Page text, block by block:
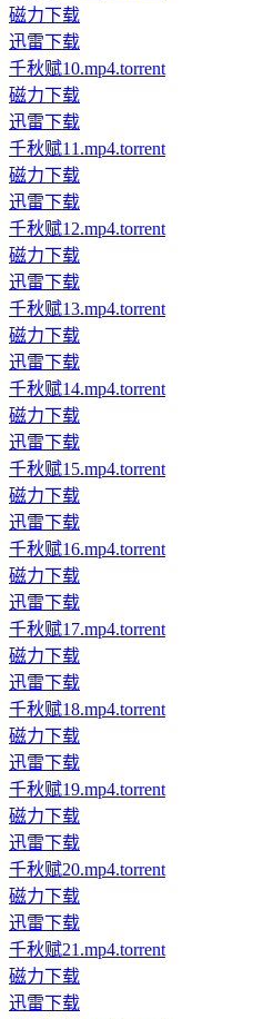
磁力下载
迅雷下载
千秋赋10.mp4.torrent
磁力下载
迅雷下载
千秋赋11.mp4.torrent
磁力下载
迅雷下载
千秋赋12.mp4.torrent
磁力下载
迅雷下载
千秋赋13.mp4.torrent
磁力下载
迅雷下载
千秋赋14.mp4.torrent
磁力下载
迅雷下载
千秋赋15.mp4.torrent
磁力下载
迅雷下载
千秋赋16.mp4.torrent
磁力下载
迅雷下载
千秋赋17.mp4.torrent
磁力下载
迅雷下载
千秋赋18.mp4.torrent
磁力下载
迅雷下载
千秋赋19.mp4.torrent
磁力下载
迅雷下载
千秋赋20.mp4.torrent
磁力下载
迅雷下载
千秋赋21.mp4.torrent
磁力下载
迅雷下载